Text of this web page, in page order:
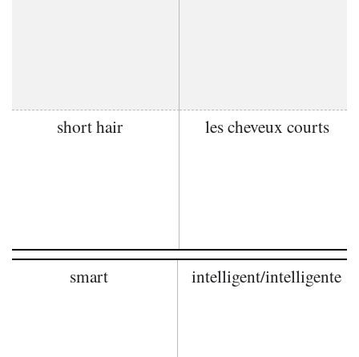
short hair les cheveux courts
smart intelligent/intelligente